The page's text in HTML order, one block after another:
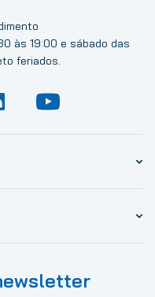
às 19:00 e sábado das
feriados.